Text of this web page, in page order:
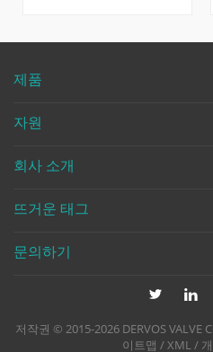
부품으로 본체는 1.0619와
닛, 시트 및 기타 부품을 포함
도록 약속됩니다. 빠른 세부
직경 dn80 공칭 압력 pn25 구
핸드 휠 디자인 및 제조 1984
랜지 끝 치수 ko 1092-1 테스
트 & amp; 검사 ko 12266-1
디 재료 1.0619 + stl 쐐기 재
료 1.0619 + 13cr 미디어
w.o.g. 회사 소개 10 년 이상
제품
자원
회사 소개
뜨거운 태그
문의하기
저작권 © 2015-2026 DERVOS VALVE
이트맵 /XML/